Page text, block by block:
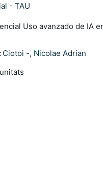
- TAU
Uso avanzado de IA
Ciotoi -, Nicolae Adrian